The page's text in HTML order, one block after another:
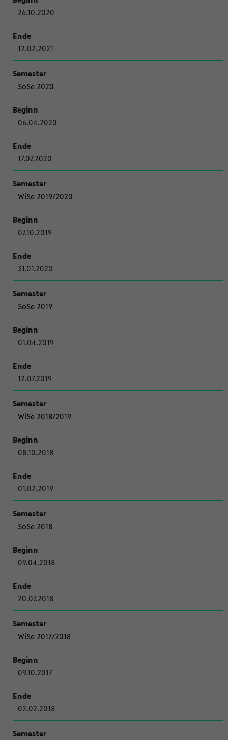
26.10.2020
12.02.2021
SoSe 2020
06.04.2020
17.07.2020
WiSe 2019/2020
07.10.2019
31.01.2020
SoSe 2019
01.04.2019
12.07.2019
WiSe 2018/2019
08.10.2018
01.02.2019
SoSe 2018
09.04.2018
20.07.2018
WiSe 2017/2018
09.10.2017
02.02.2018